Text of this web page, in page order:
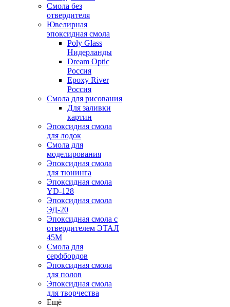
Смола без
отвердителя
Ювелирная
эпоксидная смола
Poly Glass
Нидерланды
Dream Optic
Россия
Epoxy River
Россия
Смола для рисования
Для заливки
картин
Эпоксидная смола
для лодок
Смола для
моделирования
Эпоксидная смола
для тюнинга
Эпоксидная смола
YD-128
Эпоксидная смола
ЭД-20
Эпоксидная смола с
отвердителем ЭТАЛ
45М
Смола для
серфбордов
Эпоксидная смола
для полов
Эпоксидная смола
для творчества
Ещё